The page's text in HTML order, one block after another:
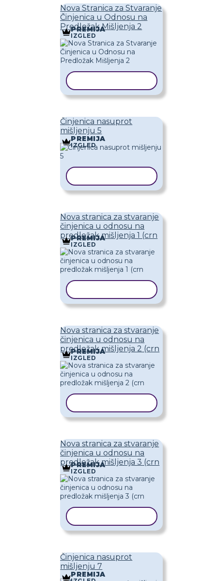
Nova Stranica za Stvaranje
Činjenica u Odnosu na
Predložak Mišljenja 2
PREMIJA
IZGLED
Činjenica nasuprot
mišljenju 5
PREMIJA
IZGLED
Nova stranica za stvaranje
činjenica u odnosu na
predložak mišljenja 1 (crn
PREMIJA
IZGLED
Nova stranica za stvaranje
činjenica u odnosu na
predložak mišljenja 2 (crn
PREMIJA
IZGLED
Nova stranica za stvaranje
činjenica u odnosu na
predložak mišljenja 3 (crn
PREMIJA
IZGLED
Činjenica nasuprot
mišljenju 7
PREMIJA